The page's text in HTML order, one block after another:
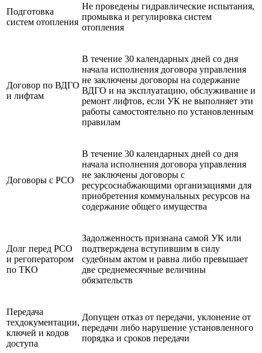
Подготовка
систем отопления
Не проведены гидравлические испытания,
промывка и регулировка систем
отопления
Договор по ВДГО
и лифтам
В течение 30 календарных дней со дня
начала исполнения договора управления
не заключены договоры на содержание
ВДГО и на эксплуатацию, обслуживание и
ремонт лифтов, если УК не выполняет эти
работы самостоятельно по установленным
правилам
Договоры с РСО
В течение 30 календарных дней со дня
начала исполнения договора управления
не заключены договоры с
ресурсоснабжающими организациями для
приобретения коммунальных ресурсов на
содержание общего имущества
Долг перед РСО
и регоператором
по ТКО
Задолженность признана самой УК или
подтверждена вступившим в силу
судебным актом и равна либо превышает
две среднемесячные величины
обязательств
Передача
техдокументации,
ключей и кодов
доступа
Допущен отказ от передачи, уклонение от
передачи либо нарушение установленного
порядка и сроков передачи